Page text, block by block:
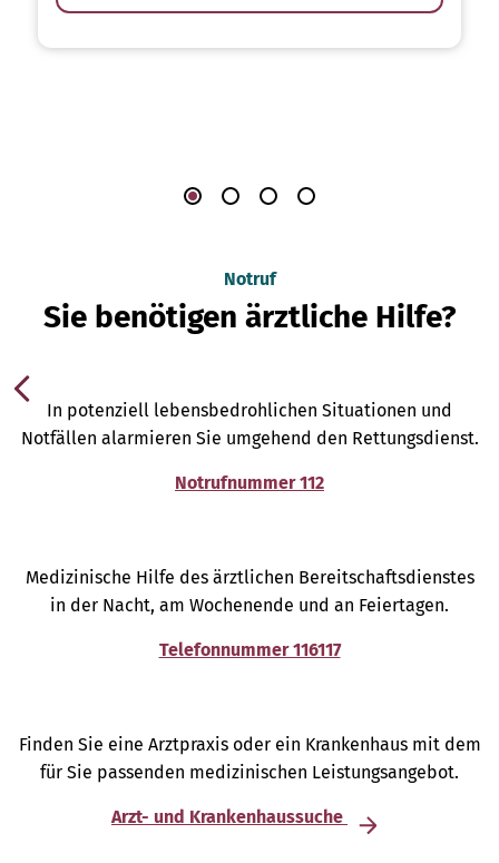
Notruf
Sie benötigen ärztliche Hilfe?
In potenziell lebensbedrohlichen Situationen und
Notfällen alarmieren Sie umgehend den Rettungsdienst.
Notrufnummer 112
Medizinische Hilfe des ärztlichen Bereitschaftsdienstes
in der Nacht, am Wochenende und an Feiertagen.
Telefonnummer 116117
Finden Sie eine Arztpraxis oder ein Krankenhaus mit dem
für Sie passenden medizinischen Leistungsangebot.
Arzt- und Krankenhaussuche